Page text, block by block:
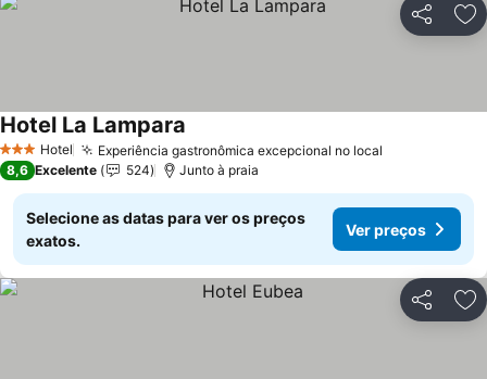
Partilhar
3 EstrelasHotel Experiência gastronômica excepcional no local
Hotel La Lampara
8,6 Excelente 524 Junto à praia
Selecione as datas para ver os preços
exatos.
Ver preços
Partilhar